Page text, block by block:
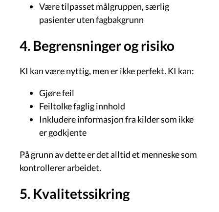
Være tilpasset målgruppen, særlig
pasienter uten fagbakgrunn
4. Begrensninger og risiko
KI kan være nyttig, men er ikke perfekt. KI kan:
Gjøre feil
Feiltolke faglig innhold
Inkludere informasjon fra kilder som ikke
er godkjente
På grunn av dette er det alltid et menneske som
kontrollerer arbeidet.
5. Kvalitetssikring